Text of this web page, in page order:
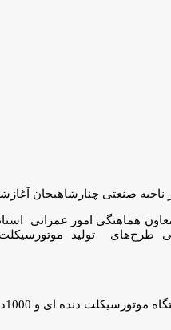
صنعتی چنارشاهیجان
هماهنگی امور عمرانی
طرح‌های تولید
با